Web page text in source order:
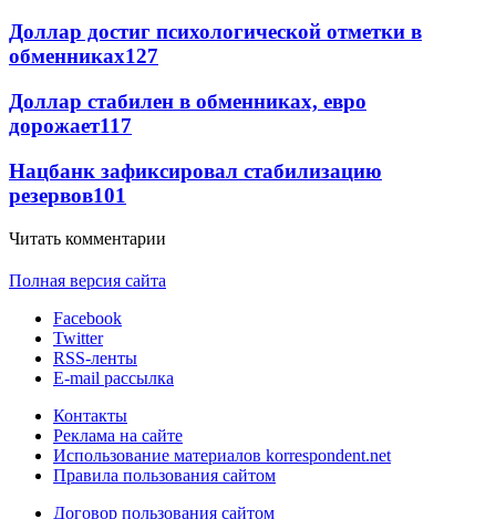
Доллар достиг психологической отметки в
обменниках127
Доллар стабилен в обменниках, евро
дорожает117
Нацбанк зафиксировал стабилизацию
резервов101
Читать комментарии
Полная версия сайта
Facebook
Twitter
RSS-ленты
E-mail рассылка
Контакты
Реклама на сайте
Использование материалов korrespondent.net
Правила пользования сайтом
Договор пользования сайтом